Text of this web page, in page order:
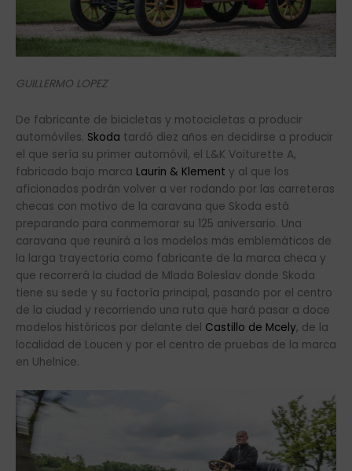
GUILLERMO LOPEZ
De fabricante de bicicletas y motocicletas a producir
automóviles. Skoda tardó diez años en decidirse a producir
el que sería su primer automóvil, el L&K Voiturette A,
fabricado bajo marca Laurin & Klement y al que los
aficionados podrán volver a ver rodando por las carreteras
checas con motivo de la caravana que Skoda está
preparando para conmemorar su 125 aniversario. Una
caravana que reunirá a los modelos más emblemáticos de
la larga trayectoria como fabricante de la marca checa y
que recorrerá la ciudad de Mlada Boleslav donde Skoda
tiene su sede y su factoría principal, pasando por el centro
de la ciudad y recorriendo una ruta que hará pasar a doce
modelos históricos por delante del Castillo de Mcely, de la
localidad de Loucen y por el centro de pruebas de la marca
en Uhelnice.